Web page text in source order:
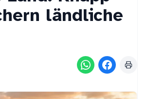
ländliche